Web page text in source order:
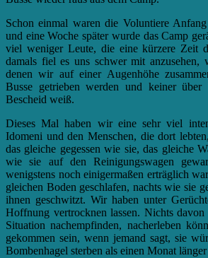
Schon einmal waren die Voluntiere
und eine Woche später wurde das Camp
viel weniger Leute, die eine kürzere Zeit
damals fiel es uns schwer mit anzusehen,
denen wir auf einer Augenhöhe
Busse getrieben werden und keiner über
Bescheid weiß.
Dieses Mal haben wir eine sehr viel
Idomeni und den Menschen, die dort
das gleiche gegessen wie sie, das gleiche
wie sie auf den Reinigungswagen
wenigstens noch einigermaßen erträglich
gleichen Boden geschlafen, nachts wie sie
ihnen geschwitzt. Wir haben unter
Hoffnung vertrocknen lassen. Nichts
Situation nachempfinden, nacherleben
gekommen sein, wenn jemand sagt, sie
Bombenhagel sterben als einen Monat